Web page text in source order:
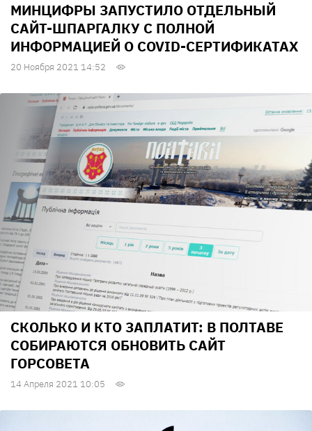
МИНЦИФРЫ ЗАПУСТИЛО ОТДЕЛЬНЫЙ
САЙТ-ШПАРГАЛКУ С ПОЛНОЙ
ИНФОРМАЦИЕЙ О COVID-СЕРТИФИКАТАХ
20 Ноября 2021 14:52
СКОЛЬКО И КТО ЗАПЛАТИТ: В ПОЛТАВЕ
СОБИРАЮТСЯ ОБНОВИТЬ САЙТ
ГОРСОВЕТА
14 Апреля 2021 10:05